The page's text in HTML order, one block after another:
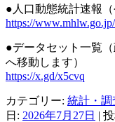
●人口動態統計速報（
https://
●データセット一覧
へ移動します）
https://x.gd/x5cvq
カテゴリー: 統計・調
日: 2026年7月27日 |